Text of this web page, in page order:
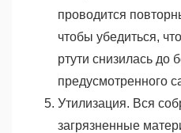
проводится
чтобы убедиться,
ртути снизилась до
предусмотренного
Утилизация. Вся
загрязненные